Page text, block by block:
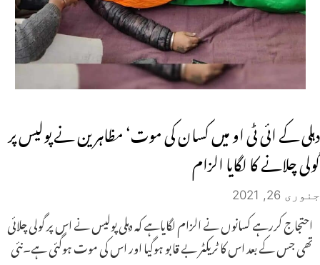
دہلی کے ائی ٹی او میں کسان کی موت‘ مظاہرین نے پولیس پر
گولی چلانے کا لگایا الزام
جنوری 26, 2021
احتجاج کررہے کسانوں نے الزام لگایاہے کہ دہلی پولیس نے اس پر گولی چلائی
تھی جس کے بعد اس کا ٹریکٹر بے قابو ہوگیا اور اس کی موت ہوگئی ہے۔نئی